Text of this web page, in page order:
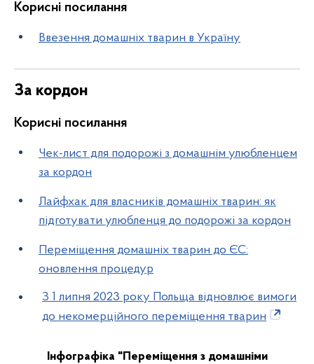
Корисні посилання
Ввезення домашніх тварин в Україну
За кордон
Корисні посилання
Чек-лист для подорожі з домашнім улюбленцем
за кордон
Лайфхак для власників домашніх тварин: як
підготувати улюбленця до подорожі за кордон
Переміщення домашніх тварин до ЄС:
оновлення процедур
З 1 липня 2023 року Польща відновлює вимоги
до некомерційного переміщення тварин
Інфографіка "Переміщення з домашніми